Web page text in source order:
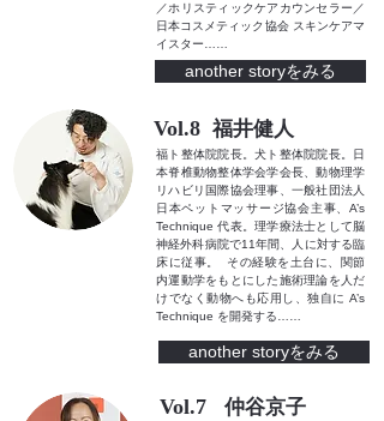
／ホリスティックケアカウンセラー／
日本コスメティック協会 スキンケアマ
イスター
another storyをみる
Vol.8 福井健人
福ト整体院院長。犬ト整体院院長。日
本脊椎動物整体学会学会長、動物理学
リハビリ国際協会理事、一般社団法人
日本ペットマッサージ協会主事、A’s
Technique 代表。理学療法士として脳
神経外科病院で11年間、人に対する臨
床に従事。 その経験を土台に、関節
内運動学をもとにした施術理論を人だ
けでなく動物へも応用し、独自に A’s
Technique を開発する
another storyをみる
Vol.7 仲谷京子